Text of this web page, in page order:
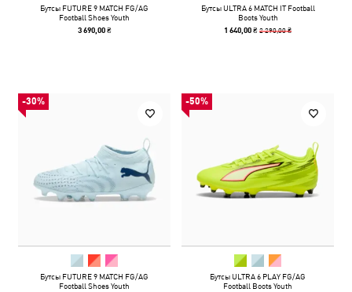
Бутсы FUTURE 9 MATCH FG/AG
Football Shoes Youth
3 690,00 ₴
Бутсы ULTRA 6 MATCH IT Football
Boots Youth
1 640,00 ₴2 290,00 ₴
-30%
Бутсы FUTURE 9 MATCH FG/AG
Football Shoes Youth
-50%
Бутсы ULTRA 6 PLAY FG/AG
Football Boots Youth